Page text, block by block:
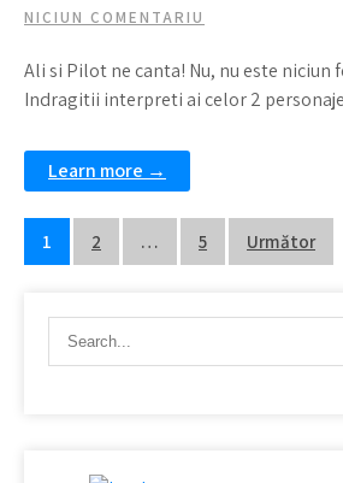
NICIUN COMENTARIU
Ali si Pilot ne canta! Nu, nu este niciun
Indragitii interpreti ai celor 2
Learn more →
Navigare
articole
1 2 … 5 Următor